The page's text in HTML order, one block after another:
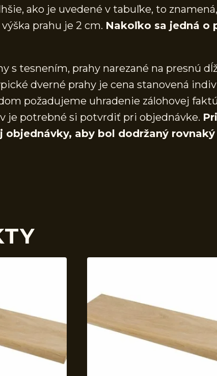
ako je uvedené v tabuľke, to
prahu je 2 cm. Nakoľko sa jedná o
s tesnením, prahy narezané na presnú
dverné prahy je cena stanovená
požadujeme uhradenie zálohovej
je potrebné si potvrdiť pri objednávke.
aby bol dodržaný